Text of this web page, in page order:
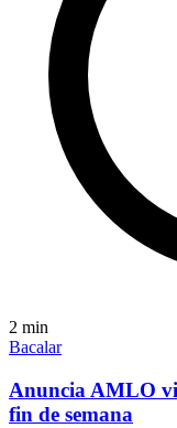
2 min
Bacalar
Anuncia AMLO
fin de semana